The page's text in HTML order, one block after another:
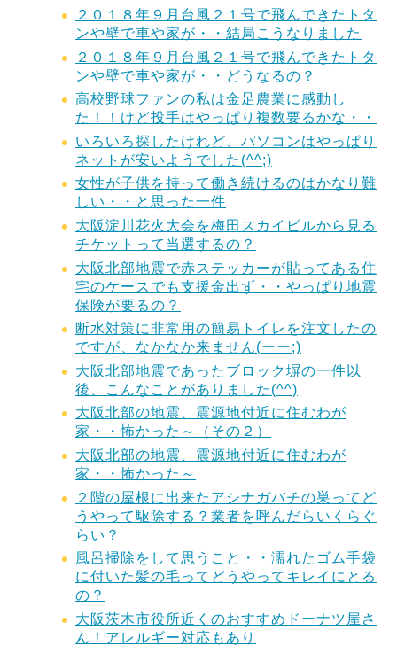
２０１８年９月台風２１号で飛んできたトタ
ンや壁で車や家が・・結局こうなりました
２０１８年９月台風２１号で飛んできたトタ
ンや壁で車や家が・・どうなるの？
高校野球ファンの私は金足農業に感動し
た！！けど投手はやっぱり複数要るかな・・
いろいろ探したけれど、パソコンはやっぱり
ネットが安いようでした(^^;)
女性が子供を持って働き続けるのはかなり難
しい・・と思った一件
大阪淀川花火大会を梅田スカイビルから見る
チケットって当選するの？
大阪北部地震で赤ステッカーが貼ってある住
宅のケースでも支援金出ず・・やっぱり地震
保険が要るの？
断水対策に非常用の簡易トイレを注文したの
ですが、なかなか来ません(ーー;)
大阪北部地震であったブロック塀の一件以
後、こんなことがありました(^^)
大阪北部の地震、震源地付近に住むわが
家・・怖かった～（その２）
大阪北部の地震、震源地付近に住むわが
家・・怖かった～
２階の屋根に出来たアシナガバチの巣ってど
うやって駆除する？業者を呼んだらいくらぐ
らい？
風呂掃除をして思うこと・・濡れたゴム手袋
に付いた髪の毛ってどうやってキレイにとる
の？
大阪茨木市役所近くのおすすめドーナツ屋さ
ん！アレルギー対応もあり